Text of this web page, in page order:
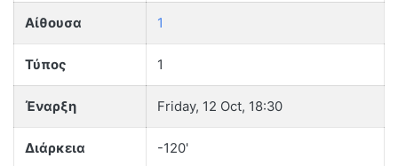
Αίθουσα 1
Τύπος 1
Έναρξη Friday, 12 Oct, 18:30
Διάρκεια -120'